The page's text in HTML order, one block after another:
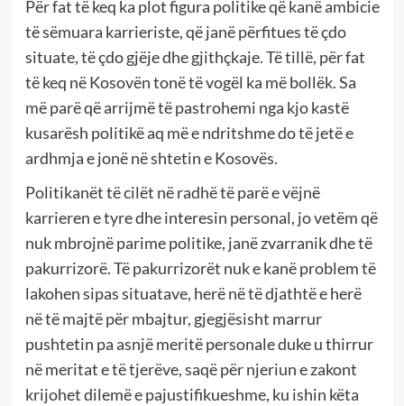
Për fat të keq ka plot figura politike që kanë ambicie
të sëmuara karrieriste, që janë përfitues të çdo
situate, të çdo gjëje dhe gjithçkaje. Të tillë, për fat
të keq në Kosovën tonë të vogël ka më bollëk. Sa
më parë që arrijmë të pastrohemi nga kjo kastë
kusarësh politikë aq më e ndritshme do të jetë e
ardhmja e jonë në shtetin e Kosovës.
Politikanët të cilët në radhë të parë e vëjnë
karrieren e tyre dhe interesin personal, jo vetëm që
nuk mbrojnë parime politike, janë zvarranik dhe të
pakurrizorë. Të pakurrizorët nuk e kanë problem të
lakohen sipas situatave, herë në të djathtë e herë
në të majtë për mbajtur, gjegjësisht marrur
pushtetin pa asnjë meritë personale duke u thirrur
në meritat e të tjerëve, saqë për njeriun e zakont
krijohet dilemë e pajustifikueshme, ku ishin këta